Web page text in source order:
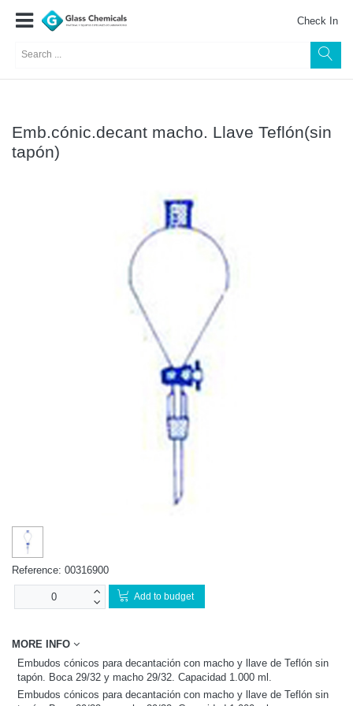
Check In
Emb.cónic.decant macho. Llave Teflón(sin
tapón)
Reference: 00316900
Add to budget
MORE INFO
Embudos cónicos para decantación con macho y llave de Teflón sin
tapón. Boca 29/32 y macho 29/32. Capacidad 1.000 ml.
Embudos cónicos para decantación con macho y llave de Teflón sin